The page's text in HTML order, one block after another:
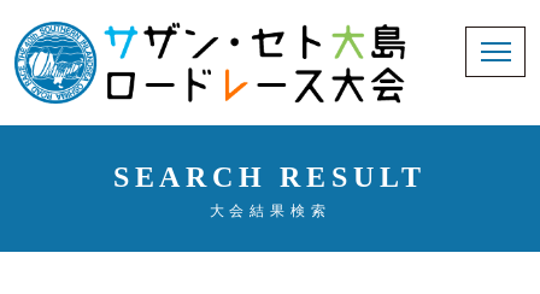
SEARCH RESULT
大会結果検索